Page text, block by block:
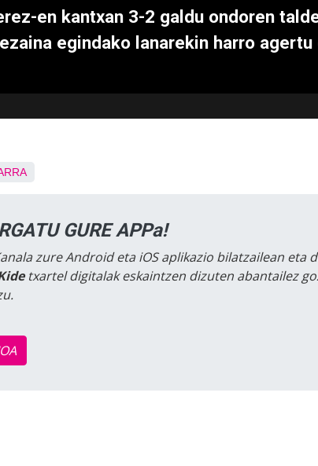
en kantxan 3-2 galdu ondoren
egindako lanarekin harro agertu
GURE APPa!
zure Android eta iOS aplikazio bilatzailean eta
txartel digitalak eskaintzen dizuten abantailez